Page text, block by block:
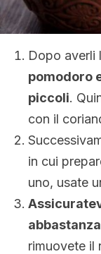
Dopo averli
pomodoro
piccoli.
con il
in cui
uno, usate
rimuovete il